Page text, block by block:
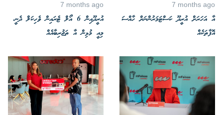
7 months ago
އާ އަހަރަށް އުރީދޫ ކަސްޓަމަރުންނަށް ހާއްސަ
އޮފާތަކެއް
7 months ago
އުރީދޫއިން 6 އޯލް ޓެރައިން ވެހިކަލް ދެނީ،
މިއީ މުޅިން އާ ތަޖުރިބާއެއް